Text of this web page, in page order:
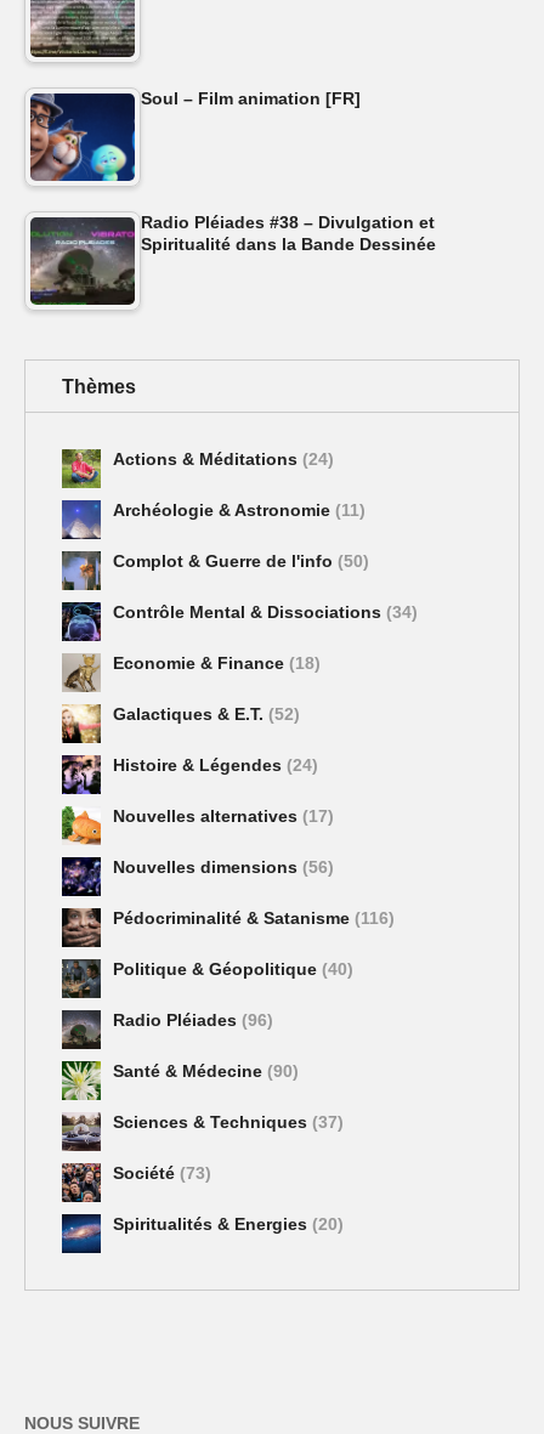
Soul – Film animation [FR]
Radio Pléiades #38 – Divulgation et
Spiritualité dans la Bande Dessinée
Thèmes
Actions & Méditations (24)
Archéologie & Astronomie (11)
Complot & Guerre de l'info (50)
Contrôle Mental & Dissociations (34)
Economie & Finance (18)
Galactiques & E.T. (52)
Histoire & Légendes (24)
Nouvelles alternatives (17)
Nouvelles dimensions (56)
Pédocriminalité & Satanisme (116)
Politique & Géopolitique (40)
Radio Pléiades (96)
Santé & Médecine (90)
Sciences & Techniques (37)
Société (73)
Spiritualités & Energies (20)
NOUS SUIVRE